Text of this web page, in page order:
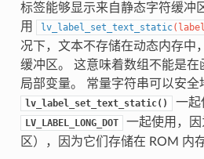
标签能够显示来自静态字符缓冲
用
lv_label_set_text_static( label
况下，文本不存储在动态内存中
缓冲区。 这意味着数组不能是在
局部变量。 常量字符串可以安全
lv_label_set_text_static() 一起
LV_LABEL_LONG_DOT
一起使用，
区），因为它们存储在 ROM 内